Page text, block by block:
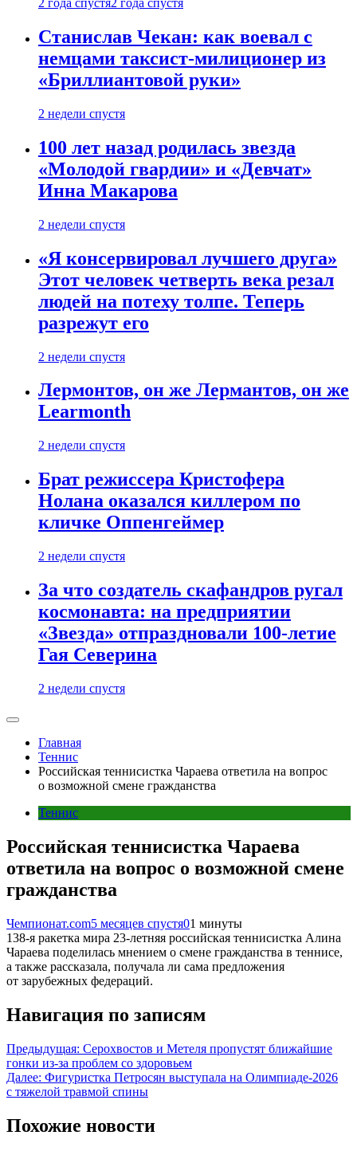
2 года спустя2 года спустя
Станислав Чекан: как воевал с
немцами таксист-милиционер из
«Бриллиантовой руки»
2 недели спустя
100 лет назад родилась звезда
«Молодой гвардии» и «Девчат»
Инна Макарова
2 недели спустя
«Я консервировал лучшего друга»
Этот человек четверть века резал
людей на потеху толпе. Теперь
разрежут его
2 недели спустя
Лермонтов, он же Лермантов, он же
Learmonth
2 недели спустя
Брат режиссера Кристофера
Нолана оказался киллером по
кличке Оппенгеймер
2 недели спустя
За что создатель скафандров ругал
космонавта: на предприятии
«Звезда» отпраздновали 100-летие
Гая Северина
2 недели спустя
Главная
Теннис
Российская теннисистка Чараева ответила на вопрос
о возможной смене гражданства
Теннис
Российская теннисистка Чараева
ответила на вопрос о возможной смене
гражданства
Чемпионат.com5 месяцев спустя01 минуты
138-я ракетка мира 23-летняя российская теннисистка Алина
Чараева поделилась мнением о смене гражданства в теннисе,
а также рассказала, получала ли сама предложения
от зарубежных федераций.
Навигация по записям
Предыдущая: Серохвостов и Метеля пропустят ближайшие
гонки из-за проблем со здоровьем
Далее: Фигуристка Петросян выступала на Олимпиаде-2026
с тяжелой травмой спины
Похожие новости